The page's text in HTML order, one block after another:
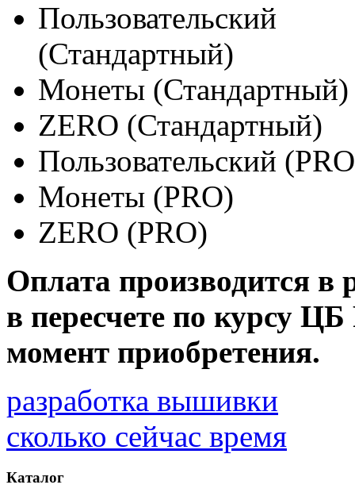
Пользовательский
(Стандартный)
Монеты (Стандартный)
ZERO (Стандартный)
Пользовательский
Монеты (PRO)
ZERO (PRO)
Оплата производится в
в пересчете по курсу
момент приобретения.
разработка вышивки
сколько сейчас время
Каталог